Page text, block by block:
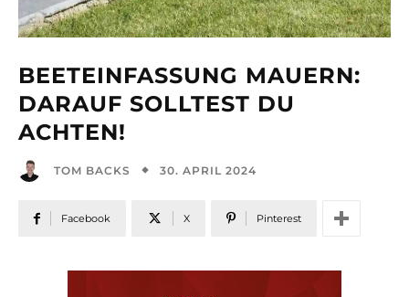
BEETEINFASSUNG MAUERN:
DARAUF SOLLTEST DU
ACHTEN!
TOM BACKS 30. APRIL 2024
Facebook X Pinterest